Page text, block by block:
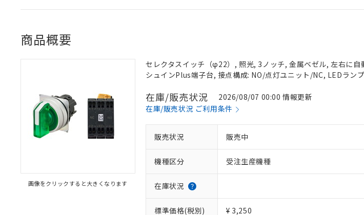
商品概要
画像をクリックすると大きくなります
セレクタスイッチ（φ22）, 照光, 3ノッチ, 金属ベゼル, 左右に
シュインPlus端子台, 接点構成: NO/点灯ユニット/NC, LEDラン
在庫/販売状況
2026/08/07 00:00 情報更新
在庫/販売状況 ご利用条件
販売状況 販売中
機種区分 受注生産機種
在庫状況
標準価格(税別) ¥ 3,250